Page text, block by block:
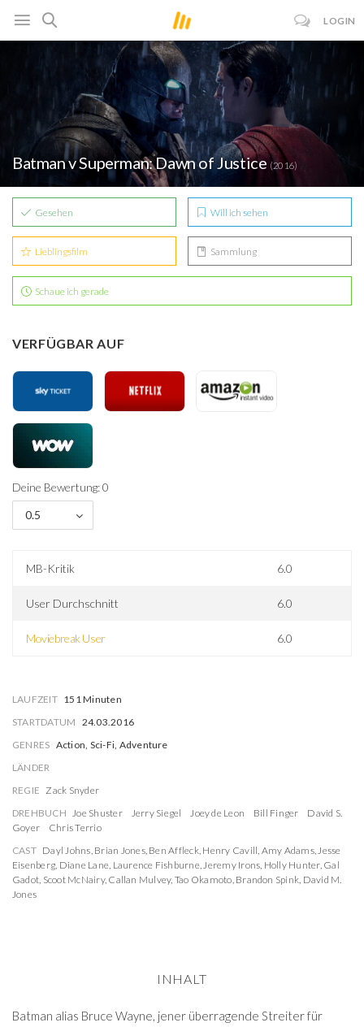
LOGIN
Batman v Superman: Dawn of Justice(2016)
Gesehen Will ich sehen
Lieblingsfilm Sammlung
Schaue ich gerade
VERFÜGBAR AUF
Deine Bewertung: 0
0.5
MB-Kritik 6.0
User Durchschnitt 6.0
Moviebreak User 6.0
LAUFZEIT 151 Minuten
STARTDATUM 24.03.2016
GENRES Action, Sci-Fi, Adventure
LÄNDER
REGIE Zack Snyder
DREHBUCH
Joe Shuster Jerry Siegel Joey de Leon Bill Finger
David S.
Goyer
Chris Terrio
CAST Dayl Johns Brian Jones, Ben Affleck, Henry Cavill Amy Adams, Jesse
Eisenberg Diane Lane Laurence Fishburne, Jeremy Irons Holly Hunter, Gal
Gadot Scoot McNairy, Callan Mulvey, Tao Okamoto Brandon Spink David M.
Jones
INHALT
Batman alias Bruce Wayne, jener überragende Streiter für